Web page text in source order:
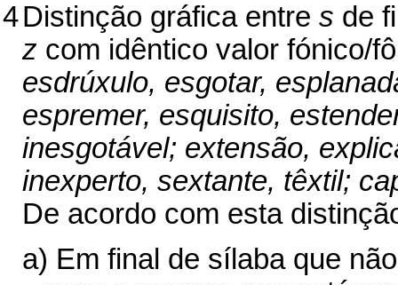
4Distinção gráfica entre s de
z com idêntico valor fónico/
esdrúxulo, esgotar,
espremer, esquisito,
inesgotável; extensão,
inexperto, sextante, têxtil;
De acordo com esta
a) Em final de sílaba que